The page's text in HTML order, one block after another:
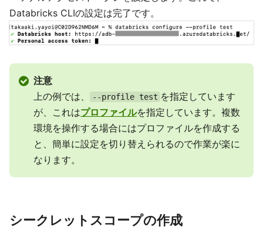
Databricks CLIの設定は完了です。
注意
上の例では、
--profile test を指定しています
が、これはプロファイルを指定しています。複数
環境を操作する場合にはプロファイルを作成する
と、簡単に設定を切り替えられるので作業が楽に
なります。
シークレットスコープの作成